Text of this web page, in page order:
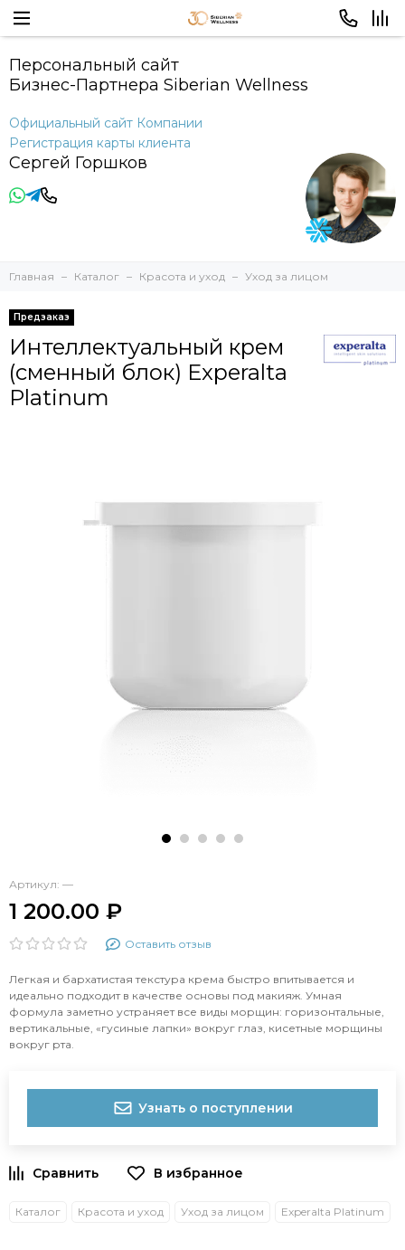
Персональный сайт
Бизнес-Партнера Siberian Wellness
Официальный сайт Компании
Регистрация карты клиента
Сергей Горшков
Главная Каталог Красота и уход Уход за лицом
Предзаказ
Интеллектуальный крем
(сменный блок) Experalta
Platinum
Артикул: —
1 200.00 ₽
Оставить отзыв
Легкая и бархатистая текстура крема быстро впитывается и
идеально подходит в качестве основы под макияж. Умная
формула заметно устраняет все виды морщин: горизонтальные,
вертикальные, «гусиные лапки» вокруг глаз, кисетные морщины
вокруг рта.
Узнать о поступлении
Каталог Красота и уход Уход за лицом Experalta Platinum